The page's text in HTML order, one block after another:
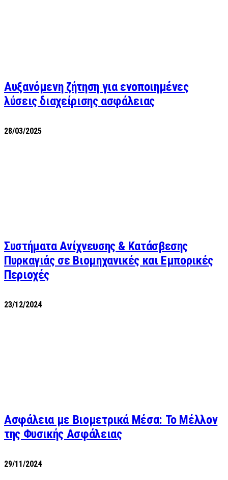
Αυξανόμενη ζήτηση για ενοποιημένες
λύσεις διαχείρισης ασφάλειας
28/03/2025
Συστήματα Ανίχνευσης & Κατάσβεσης
Πυρκαγιάς σε Βιομηχανικές και Εμπορικές
Περιοχές
23/12/2024
Ασφάλεια με Βιομετρικά Μέσα: Το Μέλλον
της Φυσικής Ασφάλειας
29/11/2024